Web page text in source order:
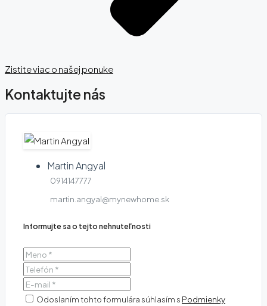
Zistite viac o našej ponuke
Kontaktujte nás
Martin Angyal
0914147777
martin.angyal@mynewhome.sk
Informujte sa o tejto nehnuteľnosti
Odoslaním tohto formulára súhlasím s Podmienky